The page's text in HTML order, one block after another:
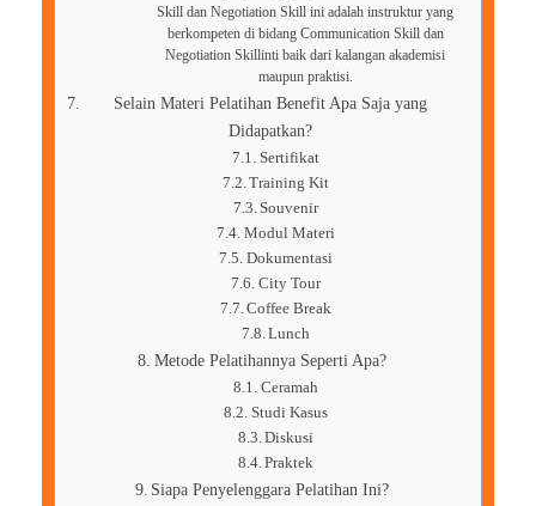
Skill dan Negotiation Skill ini adalah instruktur yang
berkompeten di bidang Communication Skill dan
Negotiation Skillinti baik dari kalangan akademisi
maupun praktisi.
Selain Materi Pelatihan Benefit Apa Saja yang
Didapatkan?
Sertifikat
Training Kit
Souvenir
Modul Materi
Dokumentasi
City Tour
Coffee Break
Lunch
Metode Pelatihannya Seperti Apa?
Ceramah
Studi Kasus
Diskusi
Praktek
Siapa Penyelenggara Pelatihan Ini?